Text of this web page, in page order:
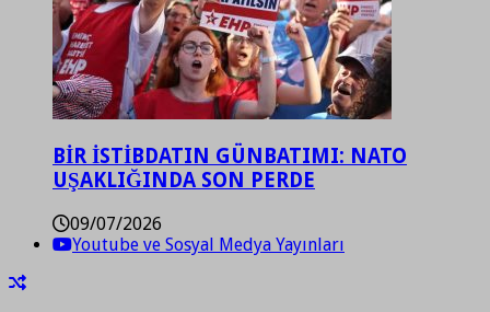
BİR İSTİBDATIN GÜNBATIMI: NATO
UŞAKLIĞINDA SON PERDE
09/07/2026
Youtube ve Sosyal Medya Yayınları